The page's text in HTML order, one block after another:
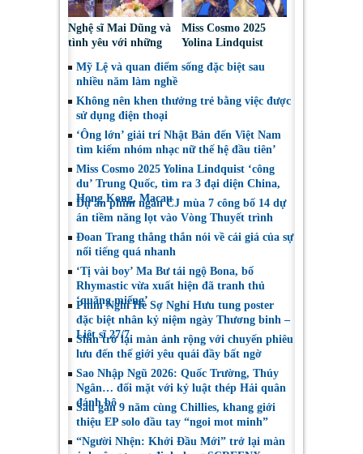
Nghệ sĩ Mai Dũng và
tình yêu với những
Miss Cosmo 2025
Yolina Lindquist
đại diện mới tranh
Mỹ Lệ và quan điểm sống đặc biệt sau
nhiều năm làm nghề
Không nên khen thưởng trẻ bằng việc được
sử dụng điện thoại
‘Ông lớn’ giải trí Nhật Bản đến Việt Nam
tìm kiếm nhóm nhạc nữ thế hệ đầu tiên’
Miss Cosmo 2025 Yolina Lindquist ‘công
du’ Trung Quốc, tìm ra 3 đại diện China,
Hong Kong, Macau
Dự án phim ngắn CJ mùa 7 công bố 14 dự
án tiềm năng lọt vào Vòng Thuyết trình
Đoan Trang thẳng thắn nói về cái giá của sự
nổi tiếng quá nhanh
‘Tị vài boy’ Ma Bư tái ngộ Bona, bố
Rhymastic vừa xuất hiện đã tranh thủ
‘quăng miếng’
Phim Nghỉ Hè Sợ Nghỉ Hưu tung poster
đặc biệt nhân kỷ niệm ngày Thương binh –
Liệt sĩ 27/7
Shin trở lại màn ảnh rộng với chuyến phiêu
lưu đến thế giới yêu quái đầy bất ngờ
Sao Nhập Ngũ 2026: Quốc Trường, Thúy
Ngân… đối mặt với kỷ luật thép Hải quân
đánh bộ
Sau gần 9 năm cùng Chillies, khang giới
thiệu EP solo đầu tay “ngoi mot minh”
“Người Nhện: Khởi Đầu Mới” trở lại màn